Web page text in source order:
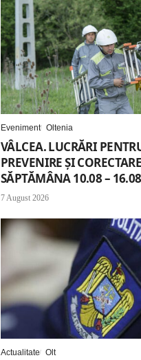
Eveniment Oltenia
VÂLCEA. LUCRĂRI
PREVENIRE ȘI
SĂPTĂMÂNA 10.08 –
7 August 2026
Actualitate Olt